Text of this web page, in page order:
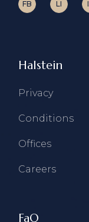
FB LI
Halstein
Privacy
Conditions
Offices
Careers
FaQ